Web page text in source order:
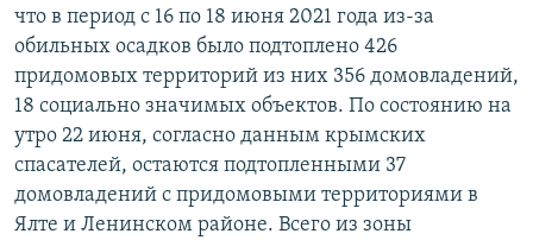
что в период с 16 по 18 июня 2021 года из-за
обильных осадков было подтоплено 426
придомовых территорий из них 356 домовладений,
18 социально значимых объектов. По состоянию на
утро 22 июня, согласно данным крымских
спасателей, остаются подтопленными 37
домовладений с придомовыми территориями в
Ялте и Ленинском районе. Всего из зоны